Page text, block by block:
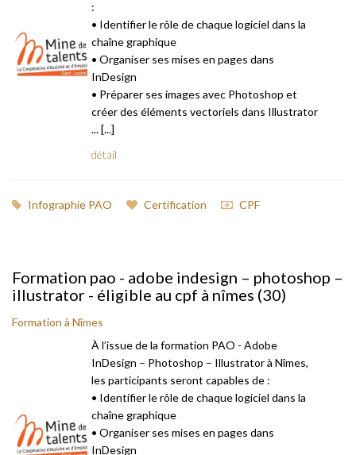
:
• Identifier le rôle de chaque logiciel dans la
chaîne graphique
• Organiser ses mises en pages dans
InDesign
• Préparer ses images avec Photoshop et
créer des éléments vectoriels dans Illustrator
... [...]
détail
Infographie PAO Certification CPF
Formation pao - adobe indesign – photoshop –
illustrator - éligible au cpf à nîmes (30)
Formation à Nîmes
À l’issue de la formation PAO - Adobe
InDesign – Photoshop – Illustrator à Nîmes,
les participants seront capables de :
• Identifier le rôle de chaque logiciel dans la
chaîne graphique
• Organiser ses mises en pages dans
InDesign